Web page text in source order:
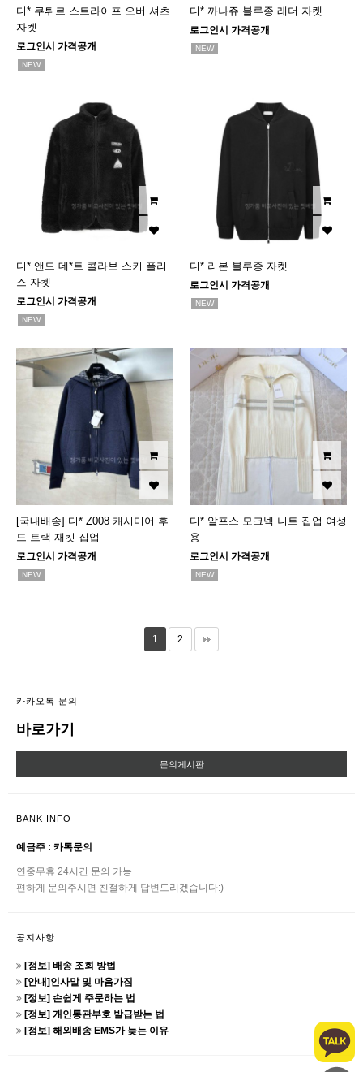
디* 쿠튀르 스트라이프 오버 셔츠
자켓
로그인시 가격공개
NEW
디* 까나쥬 블루종 레더 자켓
로그인시 가격공개
NEW
디* 앤드 데*트 콜라보 스키 플리
스 자켓
로그인시 가격공개
NEW
디* 리본 블루종 자켓
로그인시 가격공개
NEW
[국내배송] 디* Z008 캐시미어 후
드 트랙 재킷 집업
로그인시 가격공개
NEW
디* 알프스 모크넥 니트 집업 여성
용
로그인시 가격공개
NEW
1 2
카카오톡 문의
바로가기
문의게시판
BANK INFO
예금주 : 카톡문의
연중무휴 24시간 문의 가능
편하게 문의주시면 친절하게 답변드리겠습니다:)
공지사항
[정보] 배송 조회 방법
[안내]인사말 및 마음가짐
[정보] 손쉽게 주문하는 법
[정보] 개인통관부호 발급받는 법
[정보] 해외배송 EMS가 늦는 이유